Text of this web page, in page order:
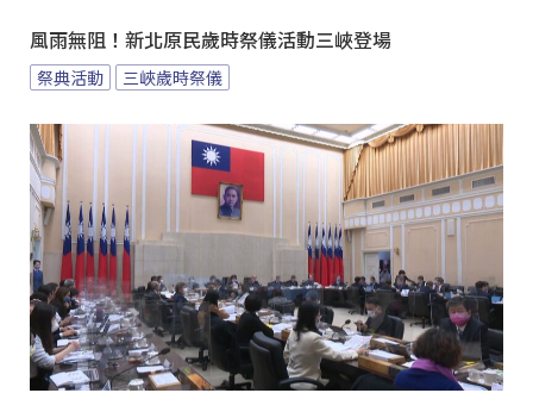
風雨無阻！新北原民歲時祭儀活動三峽登場
祭典活動 三峽歲時祭儀